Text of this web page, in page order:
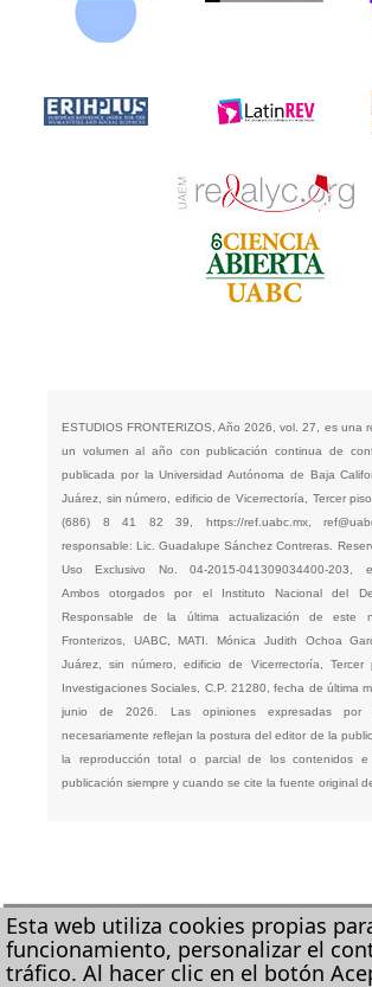
Esta web utiliza cookies propias
funcionamiento, personalizar el
tráfico. Al hacer clic en el botón
ESTUDIOS FRONTERIZOS, Año 2026, vol. 27, es una
un volumen al año con publicación continua de
publicada por la Universidad Autónoma de Baja
Juárez, sin número, edificio de Vicerrectoría, Tercer
(686) 8 41 82 39, https://ref.uabc.mx,
responsable: Lic. Guadalupe Sánchez Contreras.
Uso Exclusivo No. 04-2015-041309034400-203,
Ambos otorgados por el Instituto Nacional del
Responsable de la última actualización de este
Fronterizos, UABC, MATI. Mónica Judith Ochoa
Juárez, sin número, edificio de Vicerrectoría, Tercer
Investigaciones Sociales, C.P. 21280, fecha de última
junio de 2026. Las opiniones expresadas por
necesariamente reflejan la postura del editor de la
la reproducción total o parcial de los contenidos
publicación siempre y cuando se cite la fuente original